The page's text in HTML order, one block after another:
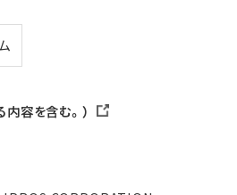
容を含む。）